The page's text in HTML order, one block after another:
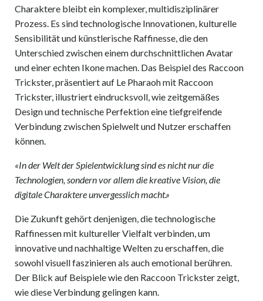
Charaktere bleibt ein komplexer, multidisziplinärer
Prozess. Es sind technologische Innovationen, kulturelle
Sensibilität und künstlerische Raffinesse, die den
Unterschied zwischen einem durchschnittlichen Avatar
und einer echten Ikone machen. Das Beispiel des Raccoon
Trickster, präsentiert auf Le Pharaoh mit Raccoon
Trickster, illustriert eindrucksvoll, wie zeitgemäßes
Design und technische Perfektion eine tiefgreifende
Verbindung zwischen Spielwelt und Nutzer erschaffen
können.
«In der Welt der Spielentwicklung sind es nicht nur die
Technologien, sondern vor allem die kreative Vision, die
digitale Charaktere unvergesslich macht.»
Die Zukunft gehört denjenigen, die technologische
Raffinessen mit kultureller Vielfalt verbinden, um
innovative und nachhaltige Welten zu erschaffen, die
sowohl visuell faszinieren als auch emotional berühren.
Der Blick auf Beispiele wie den Raccoon Trickster zeigt,
wie diese Verbindung gelingen kann.